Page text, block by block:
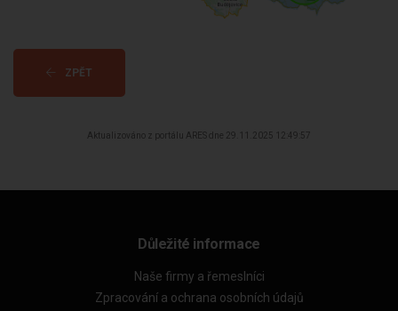
ZPĚT
Aktualizováno z portálu ARES dne 29.11.2025 12:49:57
Důležité informace
Naše firmy a řemeslníci
Zpracování a ochrana osobních údajů